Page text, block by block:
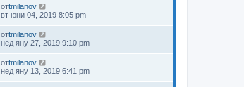
отtmilanov
вт юни 04, 2019 8:05 pm
отtmilanov
нед яну 27, 2019 9:10 pm
отtmilanov
нед яну 13, 2019 6:41 pm